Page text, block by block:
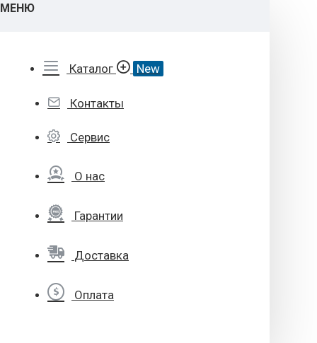
МЕНЮ
Каталог New
Контакты
Сервис
О нас
Гарантии
Доставка
Оплата